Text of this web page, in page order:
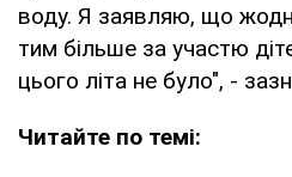
воду. Я заявляю, що
тим більше за участю
цього літа не було", -
Читайте по темі: